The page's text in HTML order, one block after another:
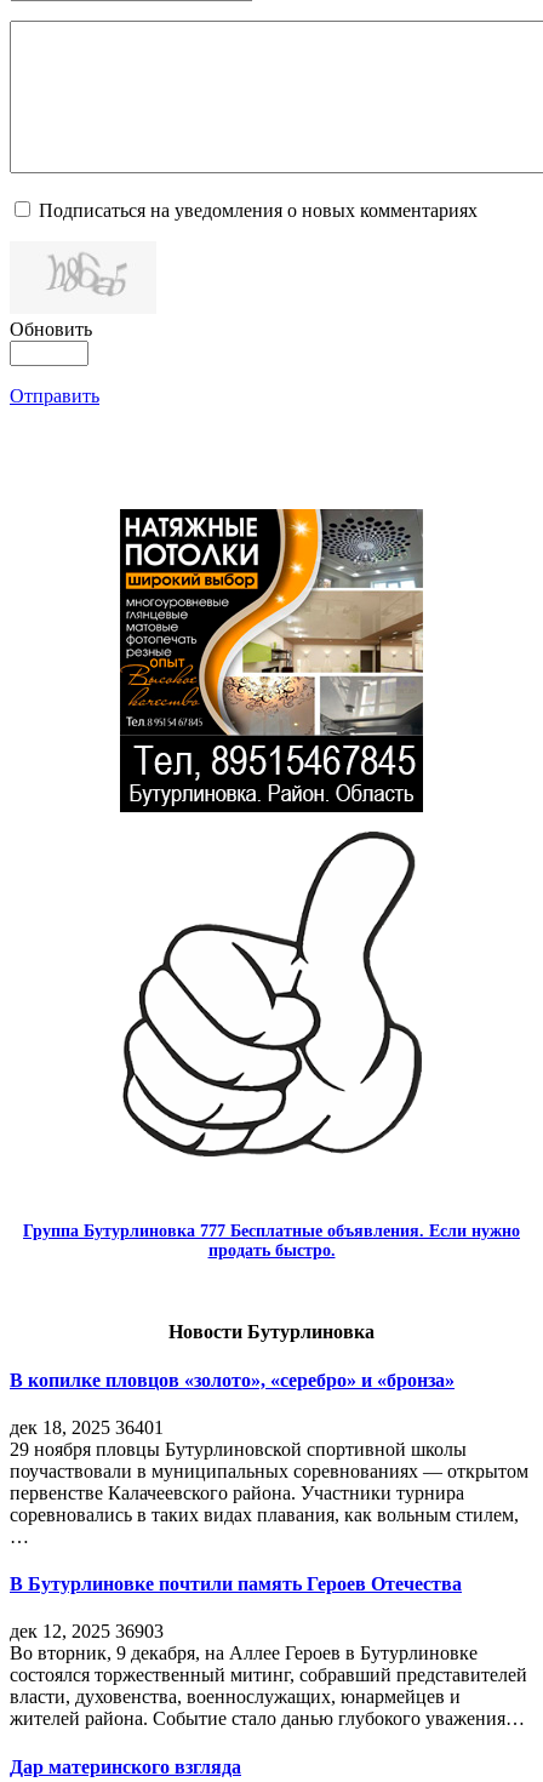
Подписаться на уведомления о новых комментариях
Обновить
Отправить
Группа Бутурлиновка 777 Бесплатные объявления. Если нужно
продать быстро.
Новости Бутурлиновка
В копилке пловцов «золото», «серебро» и «бронза»
дек 18, 2025 36401
29 ноября пловцы Бутурлиновской спортивной школы
поучаствовали в муниципальных соревнованиях — открытом
первенстве Калачеевского района. Участники турнира
соревновались в таких видах плавания, как вольным стилем,
…
В Бутурлиновке почтили память Героев Отечества
дек 12, 2025 36903
Во вторник, 9 декабря, на Аллее Героев в Бутурлиновке
состоялся торжественный митинг, собравший представителей
власти, духовенства, военнослужащих, юнармейцев и
жителей района. Событие стало данью глубокого уважения…
Дар материнского взгляда